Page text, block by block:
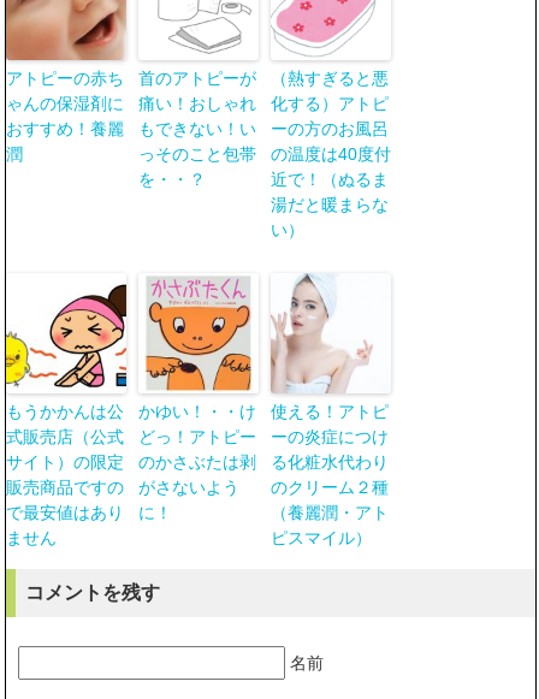
アトピーの赤ち
ゃんの保湿剤に
おすすめ！養麗
潤
首のアトピーが
痛い！おしゃれ
もできない！い
っそのこと包帯
を・・？
（熱すぎると悪
化する）アトピ
ーの方のお風呂
の温度は40度付
近で！（ぬるま
湯だと暖まらな
い）
もうかかんは公
式販売店（公式
サイト）の限定
販売商品ですの
で最安値はあり
ません
かゆい！・・け
どっ！アトピー
のかさぶたは剥
がさないよう
に！
使える！アトピ
ーの炎症につけ
る化粧水代わり
のクリーム２種
（養麗潤・アト
ピスマイル）
コメントを残す
名前